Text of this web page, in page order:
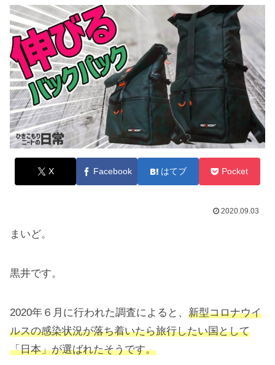
X Facebook はてブ Pocket
2020.09.03
まいど。
黒井です。
2020年６月に行われた調査によると、 新型コロナウイ
ルスの感染状況が落ち着いたら旅行したい国として
「日本」が選ばれたそうです。